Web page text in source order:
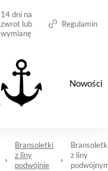
14 dni na
zwrot lub
wymianę
Regulamin
Nowości
Bransoletki
z liny
podwójnie
z liny